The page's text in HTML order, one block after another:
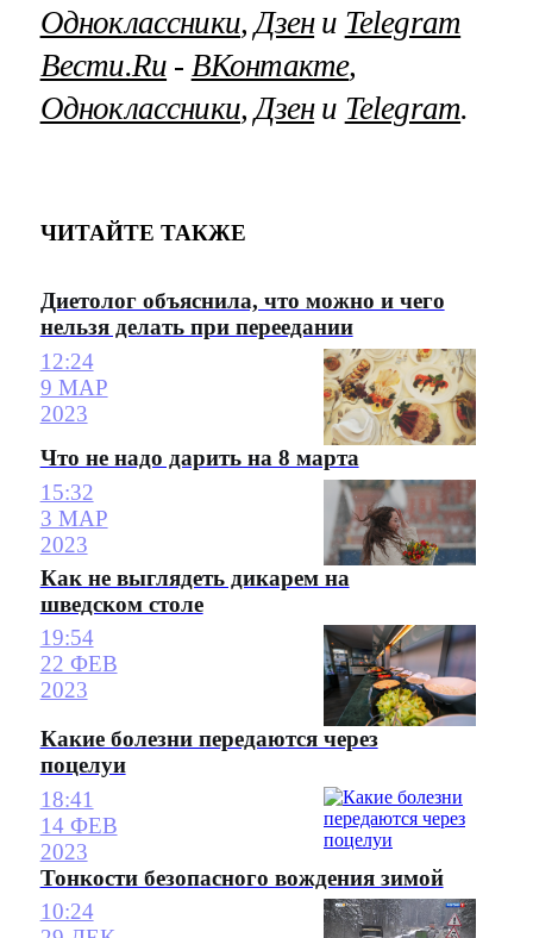
Одноклассники,Дзени Telegram
Вести.Ru ‐ ВКонтакте,
Одноклассники,Дзени Telegram.
ЧИТАЙТЕ ТАКЖЕ
Диетолог объяснила, что можно и чего
нельзя делать при переедании
12:24
9 МАР
2023
Что не надо дарить на 8 марта
15:32
3 МАР
2023
Как не выглядеть дикарем на
шведском столе
19:54
22 ФЕВ
2023
Какие болезни передаются через
поцелуи
18:41
14 ФЕВ
2023
Тонкости безопасного вождения зимой
10:24